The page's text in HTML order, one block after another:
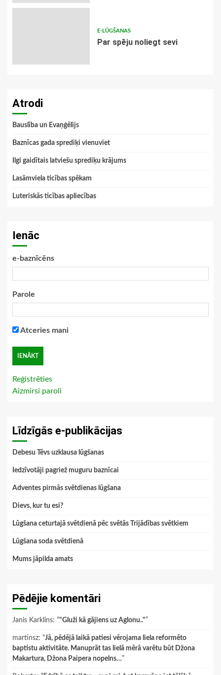
E-LŪGŠANAS
Par spēju noliegt sevi
Atrodi
Bauslība un Evaņģēlijs
Baznīcas gada sprediķi vienuviet
Ilgi gaidītais latviešu sprediķu krājums
Lasāmviela ticības spēkam
Luteriskās ticības apliecības
Ienāc
e-baznīcēns
Parole
Atceries mani
Reģistrēties
Aizmirsi paroli
Līdzīgās e-publikācijas
Debesu Tēvs uzklausa lūgšanas
Iedzīvotāji pagriež muguru baznīcai
Adventes pirmās svētdienas lūgšana
Dievs, kur tu esi?
Lūgšana ceturtajā svētdienā pēc svētās Trijādības svētkiem
Lūgšana soda svētdienā
Mums jāpilda amats
Pēdējie komentāri
Janis Karklins: “"Gluži kā gājiens uz Aglonu.."”
martinsz: “Jā, pēdējā laikā patiesi vērojama liela reformēto
baptistu aktivitāte. Manuprāt tas lielā mērā varētu būt Džona
Makartura, Džona Paipera nopelns…”